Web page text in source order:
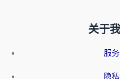
关于我
服
隐